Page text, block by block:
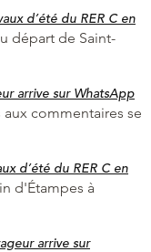
d’été du RER C en
départ de Saint-
arrive sur WhatsApp
commentaires se
d’été du RER C en
d'Étampes à
arrive sur